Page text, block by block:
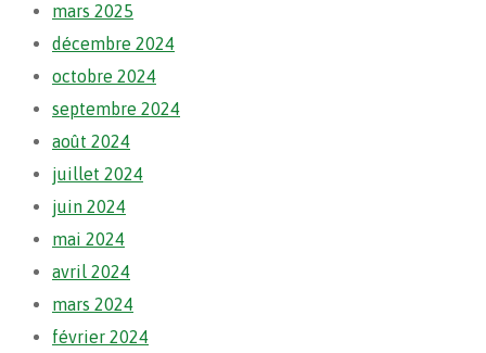
mars 2025
décembre 2024
octobre 2024
septembre 2024
août 2024
juillet 2024
juin 2024
mai 2024
avril 2024
mars 2024
février 2024